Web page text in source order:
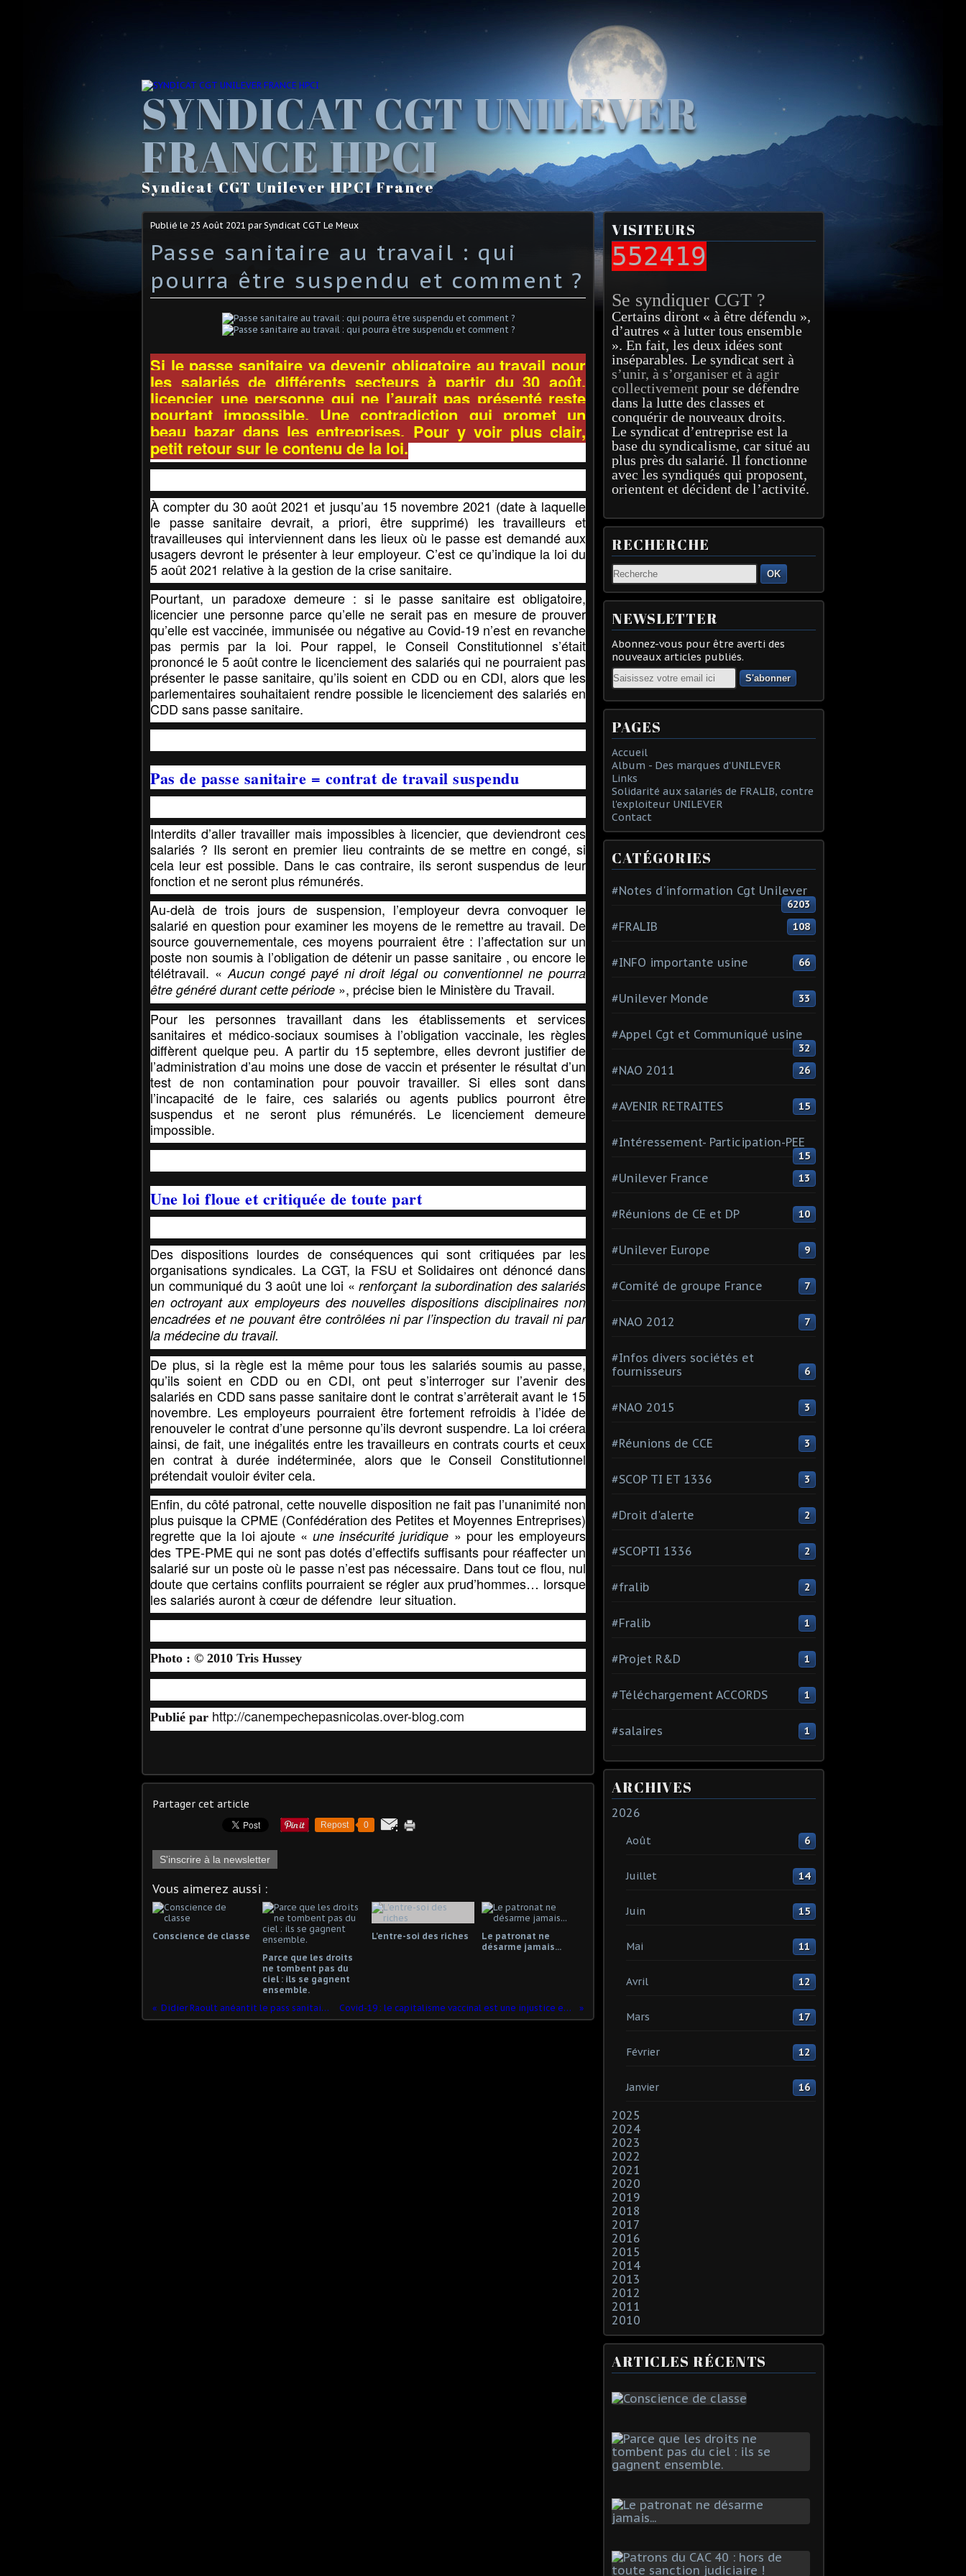
SYNDICAT CGT UNILEVER
FRANCE HPCI
Syndicat CGT Unilever HPCI France
Publié le 25 Août 2021 par Syndicat CGT Le Meux
Passe sanitaire au travail : qui
pourra être suspendu et comment ?
Si le passe sanitaire va devenir obligatoire au travail pour
les salariés de différents secteurs à partir du 30 août,
licencier une personne qui ne l’aurait pas présenté reste
pourtant impossible. Une contradiction qui promet un
beau bazar dans les entreprises. Pour y voir plus clair,
petit retour sur le contenu de la loi.
À compter du 30 août 2021 et jusqu’au 15 novembre 2021 (date à laquelle
le passe sanitaire devrait, a priori, être supprimé) les travailleurs et
travailleuses qui interviennent dans les lieux où le passe est demandé aux
usagers devront le présenter à leur employeur. C’est ce qu’indique la loi du
5 août 2021 relative à la gestion de la crise sanitaire.
Pourtant, un paradoxe demeure : si le passe sanitaire est obligatoire,
licencier une personne parce qu’elle ne serait pas en mesure de prouver
qu’elle est vaccinée, immunisée ou négative au Covid-19n’est en revanche
pas permis par la loi. Pour rappel, le Conseil Constitutionnel s’était
prononcé le 5 aoûtcontre le licenciementdes salariés qui ne pourraient pas
présenter le passe sanitaire, qu’ils soient en CDD ou en CDI, alors que les
parlementaires souhaitaient rendre possible le licenciement des salariés en
CDD sans passe sanitaire.
Pas de passe sanitaire = contrat de travail suspendu
Interdits d’aller travailler mais impossibles à licencier, que deviendront ces
salariés ? Ils seront en premier lieu contraints de se mettre en congé, si
cela leur est possible. Dans le cas contraire, ils seront suspendus de leur
fonction et ne seront plus rémunérés.
Au-delà de trois jours de suspension, l’employeur devra convoquer le
salarié en question pour examiner les moyens de le remettre au travail. De
source gouvernementale, ces moyens pourraient être : l’affectation sur un
poste non soumis à l’obligation de détenir un passe sanitaire , ou encore le
télétravail. « Aucun congé payé ni droit légal ou conventionnel ne pourra
être généré durant cette période », précise bien le Ministère du Travail.
Pour les personnes travaillant dans les établissements et services
sanitaires et médico‑sociaux soumises à l’obligation vaccinale, les règles
diffèrent quelque peu. A partir du 15 septembre, elles devront justifier de
l’administration d’au moins une dose de vaccin et présenter le résultat d’un
test de non contamination pour pouvoir travailler. Si elles sont dans
l’incapacité de le faire, ces salariés ou agents publics pourront être
suspendus et ne seront plus rémunérés. Le licenciement demeure
impossible.
Une loi floue et critiquée de toute part
Des dispositions lourdes de conséquences qui sont critiquées par les
organisations syndicales. La CGT, la FSU et Solidaires ont dénoncé dans
un communiqué du 3 août une loi « renforçant la subordination des salariés
en octroyant aux employeurs des nouvelles dispositions disciplinaires non
encadrées et ne pouvant être contrôlées ni par l’inspection du travail ni par
la médecine du travail.
De plus, si la règle est la même pour tous les salariés soumis au passe,
qu’ils soient en CDD ou en CDI, ont peut s’interroger sur l’avenir des
salariés en CDD sans passe sanitaire dont le contrat s’arrêterait avant le 15
novembre. Les employeurs pourraient être fortement refroidis à l’idée de
renouveler le contrat d’une personne qu’ils devront suspendre. La loi créera
ainsi, de fait, une inégalités entre les travailleurs en contrats courts et ceux
en contrat à durée indéterminée, alors que le Conseil Constitutionnel
prétendait vouloir éviter cela.
Enfin, du côté patronal, cette nouvelle disposition ne fait pas l’unanimité non
plus puisque la CPME (Confédération des Petites et Moyennes Entreprises)
regrette que la loi ajoute « une insécurité juridique » pour les employeurs
des TPE-PME qui ne sont pas dotés d’effectifs suffisants pour réaffecter un
salarié sur un poste où le passe n’est pas nécessaire. Dans tout ce flou, nul
doute que certains conflits pourraient se régler aux prud’hommes… lorsque
les salariés auront à cœur de défendre leur situation.
Photo : © 2010 Tris Hussey
Publié par http://canempechepasnicolas.over-blog.com
Partager cet article
Repost 0
S'inscrire à la newsletter
Vous aimerez aussi :
Conscience de classe
Parce que les droits
ne tombent pas du
ciel : ils se gagnent
ensemble.
L'entre-soi des riches
Le patronat ne
désarme jamais...
Didier Raoult anéantit le pass sanitaire et dénonce une rupture du secret médical! Covid-19 : le capitalisme vaccinal est une injustice et une absurdité, il favorise l’émergence de variants résistants
VISITEURS
552419
Se syndiquer CGT ?
Certains diront « à être défendu »,
d’autres « à lutter tous ensemble
». En fait, les deux idées sont
inséparables. Le syndicat sert à
s’unir, à s’organiser et à agir
collectivement pour se défendre
dans la lutte des classes et
conquérir de nouveaux droits.
Le syndicat d’entreprise est la
base du syndicalisme, car situé au
plus près du salarié. Il fonctionne
avec les syndiqués qui proposent,
orientent et décident de l’activité.
RECHERCHE
OK
NEWSLETTER
Abonnez-vous pour être averti des
nouveaux articles publiés.
Email
PAGES
Accueil
Album - Des marques d'UNILEVER
Links
Solidarité aux salariés de FRALIB, contre
l'exploiteur UNILEVER
Contact
CATÉGORIES
#Notes d'information Cgt Unilever
6203
#FRALIB 108
#INFO importante usine 66
#Unilever Monde 33
#Appel Cgt et Communiqué usine
32
#NAO 2011 26
#AVENIR RETRAITES 15
#Intéressement- Participation-PEE
15
#Unilever France 13
#Réunions de CE et DP 10
#Unilever Europe 9
#Comité de groupe France 7
#NAO 2012 7
#Infos divers sociétés et
fournisseurs
6
#NAO 2015 3
#Réunions de CCE 3
#SCOP TI ET 1336 3
#Droit d'alerte 2
#SCOPTI 1336 2
#fralib 2
#Fralib 1
#Projet R&D 1
#Téléchargement ACCORDS 1
#salaires 1
ARCHIVES
2026
Août 6
Juillet 14
Juin 15
Mai 11
Avril 12
Mars 17
Février 12
Janvier 16
2025
2024
2023
2022
2021
2020
2019
2018
2017
2016
2015
2014
2013
2012
2011
2010
ARTICLES RÉCENTS